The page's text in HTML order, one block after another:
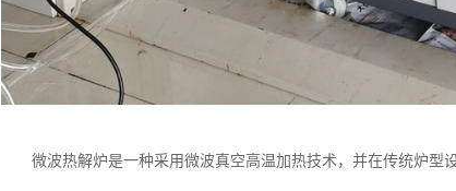
微波热解炉是一种采用微波真空高温加热技术，并在传统炉型